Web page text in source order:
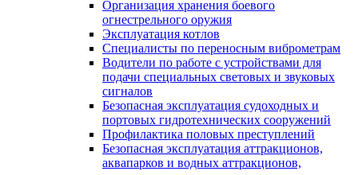
Организация хранения боевого
огнестрельного оружия
Эксплуатация котлов
Специалисты по переносным виброметрам
Водители по работе с устройствами для
подачи специальных световых и звуковых
сигналов
Безопасная эксплуатация судоходных и
портовых гидротехнических сооружений
Профилактика половых преступлений
Безопасная эксплуатация аттракционов,
аквапарков и водных аттракционов,